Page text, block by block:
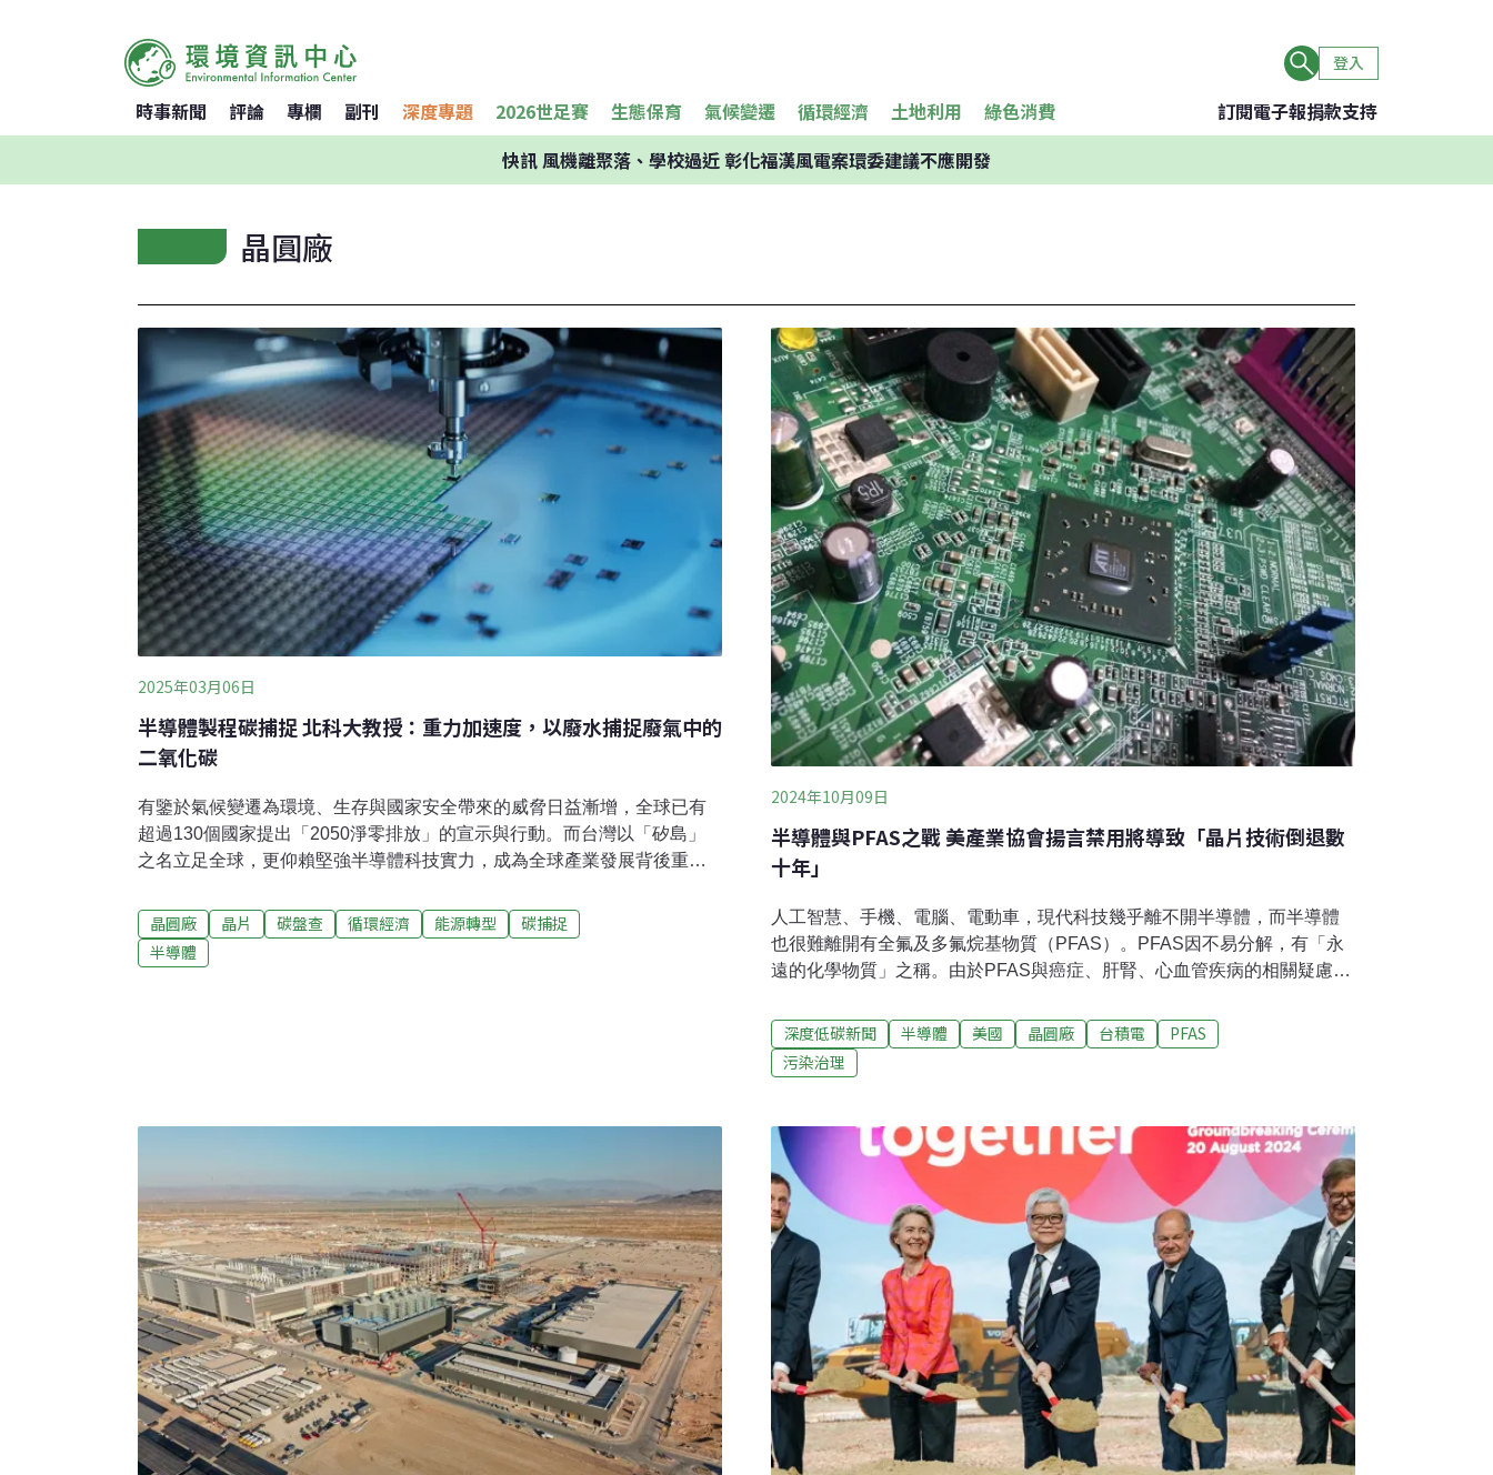
登入
時事新聞 評論 專欄 副刊 深度專題 2026世足賽 生態保育 氣候變遷 循環經濟 土地利用 綠色消費 訂閱電子報捐款支持
快訊風機離聚落、學校過近 彰化福漢風電案環委建議不應開發
晶圓廠
2025年03月06日
半導體製程碳捕捉 北科大教授：重力加速度，以廢水捕捉廢氣中的
二氧化碳
有鑒於氣候變遷為環境、生存與國家安全帶來的威脅日益漸增，全球已有
超過130個國家提出「2050淨零排放」的宣示與行動。而台灣以「矽島」
之名立足全球，更仰賴堅強半導體科技實力，成為全球產業發展背後重要
「台灣2050淨零排放路徑及策略總說明」及「12項關鍵戰略行動計畫」，
更核定「淨零排放路徑112–115年綱要計畫」，針對淨零碳排目標進行各
面向的減緩與調適，以期能提升台灣在綠色產業的競爭力。特別是無所不
晶圓廠 晶片 碳盤查 循環經濟 能源轉型
碳捕捉
半導體
2024年10月09日
半導體與PFAS之戰 美產業協會揚言禁用將導致「晶片技術倒退數
十年」
人工智慧、手機、電腦、電動車，現代科技幾乎離不開半導體，而半導體
也很難離開有全氟及多氟烷基物質（PFAS）。PFAS因不易分解，有「永
遠的化學物質」之稱。由於PFAS與癌症、肝腎、心血管疾病的相關疑慮上
多個奈米製程都會用到PFAS。業者研發替代品的同時，也組成聯盟遊說政
府降低監管，並稱嚴厲的監管將讓產業「倒退數十年」。PFAS聯盟砸錢遊
說立法者 避開環保監管2022年開始，美國加州、馬里蘭州、明尼蘇達州等
和責任法」（ FCRAA），希望10年內逐步淘汰所有非必要用途的PFAS。
因應這些限制，美國半導體產業協會（SIA）成員與供應鏈組成PFAS聯盟
（PFAS Consortium），且於去（2023）年提出報告，聲稱尋找更安全的
替代品「幾乎是不可能的」，並警
深度低碳新聞 半導體 美國 晶圓廠 台積電
PFAS
污染治理